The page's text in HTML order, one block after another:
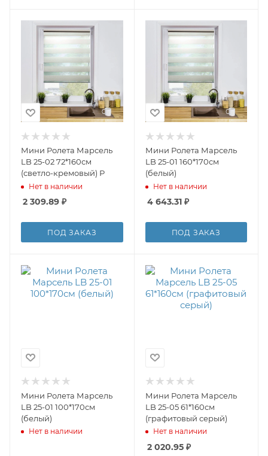
Мини Ролета Марсель
LB 25-02 72*160см
(светло-кремовый) Р
Нет в наличии
2 309.89 ₽
ПОД ЗАКАЗ
Мини Ролета Марсель
LB 25-01 160*170см
(белый)
Нет в наличии
4 643.31₽
ПОД ЗАКАЗ
Мини Ролета Марсель
LB 25-01 100*170см
(белый)
Нет в наличии
Мини Ролета Марсель
LB 25-05 61*160см
(графитовый серый)
Нет в наличии
2 020.95₽